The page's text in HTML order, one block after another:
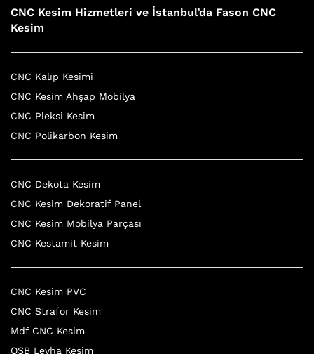
CNC Kesim Hizmetleri ve İstanbul’da Fason CNC
Kesim
CNC Kalıp Kesimi
CNC Kesim Ahşap Mobilya
CNC Pleksi Kesim
CNC Polikarbon Kesim
CNC Dekota Kesim
CNC Kesim Dekoratif Panel
CNC Kesim Mobilya Parçası
CNC Kestamit Kesim
CNC Kesim PVC
CNC Strafor Kesim
Mdf CNC Kesim
OSB Levha Kesim